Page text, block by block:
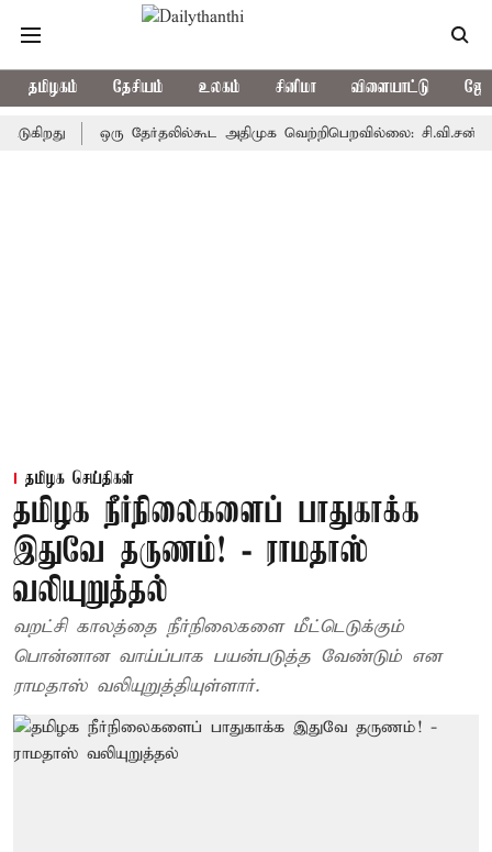
தமிழகம் தேசியம் உலகம் சினிமா விளையாட்டு
ஒரு தேர்தலில்கூட அதிமுக வெற்றிபெறவில்லை: சி.வி.சண்முகம்
தமிழக செய்திகள்
தமிழக நீர்நிலைகளைப் பாதுகாக்க
இதுவே தருணம்! - ராமதாஸ்
வலியுறுத்தல்
வறட்சி காலத்தை நீர்நிலைகளை மீட்டெடுக்கும்
பொன்னான வாய்ப்பாக பயன்படுத்த வேண்டும் என
ராமதாஸ் வலியுறுத்தியுள்ளார்.